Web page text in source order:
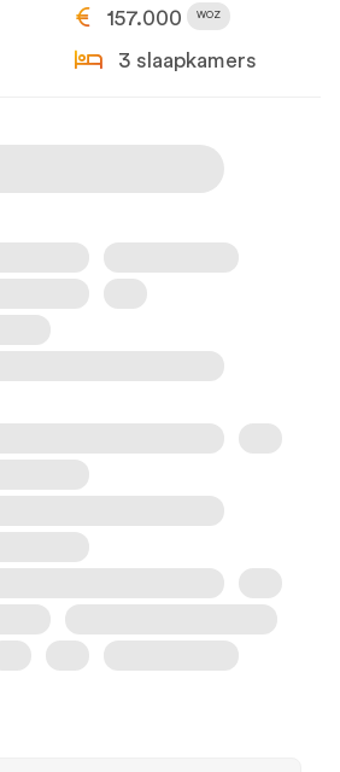
157.000 WOZ
3 slaapkamers